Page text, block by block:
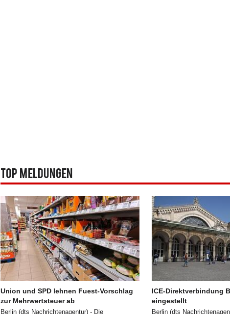
Top Meldungen
Union und SPD lehnen Fuest-Vorschlag
zur Mehrwertsteuer ab
Berlin (dts Nachrichtenagentur) - Die
ICE-Direktverbindung
eingestellt
Berlin (dts